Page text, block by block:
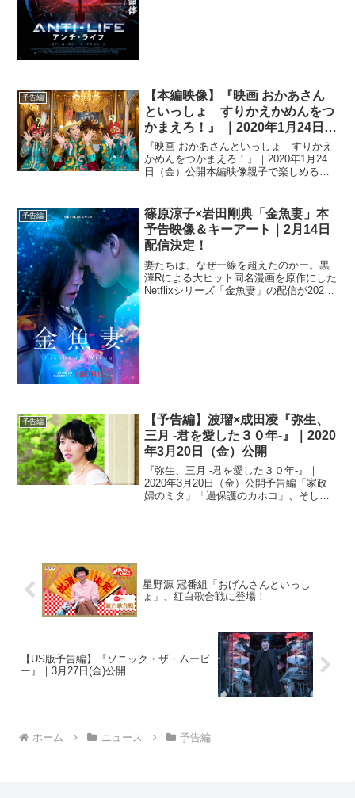
予告編
【本編映像】『映画 おかあさん
といっしょ すりかえかめんをつ
かまえろ！』 ｜2020年1月24日
（金）公開
『映画 おかあさんといっしょ すりかえ
かめんをつかまえろ！』｜2020年1月24
日（金）公開本編映像親子で楽しめる体
賀来賢人扮する“いれかえマン”が、すりか
えかめん...
予告編
篠原涼子×岩田剛典「金魚妻」本
予告映像＆キーアート｜2月14日
配信決定！
妻たちは、なぜ一線を超えたのかー。黒
澤Rによる大ヒット同名漫画を原作にした
Netflixシリーズ「金魚妻」の配信が2022
予告編
【予告編】波瑠×成田凌『弥生、
三月 -君を愛した３０年-』｜2020
年3月20日（金）公開
『弥生、三月 -君を愛した３０年-』｜
2020年3月20日（金）公開予告編「家政
婦のミタ」「過保護のカホコ」、そして
星野源 冠番組「おげんさんといっし
ょ」、紅白歌合戦に登場！
【US版予告編】『ソニック・ザ・ムービ
ー』｜3月27日(金)公開
ホーム ニュース 予告編